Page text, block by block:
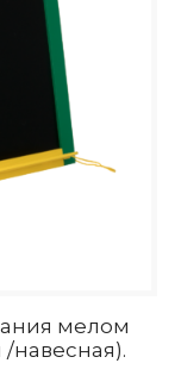
мелом
навесная).